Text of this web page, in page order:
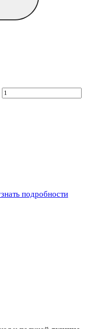
подробности